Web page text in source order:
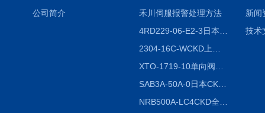
公司简介
禾川伺服报警处理方法
SAB3A-50A-0日本CKD全国授权代理
新闻
技术